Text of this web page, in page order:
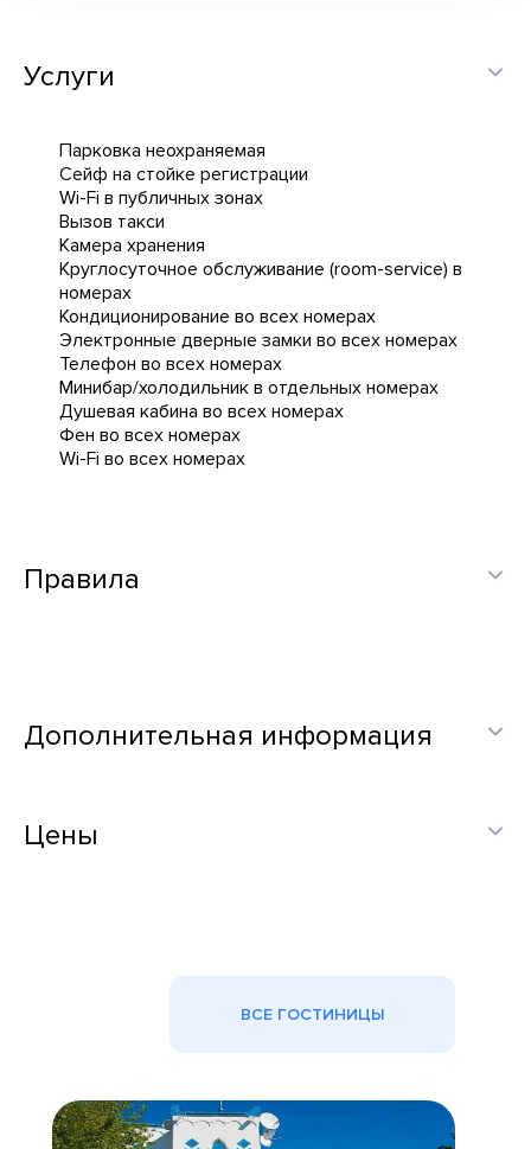
Услуги
Парковка неохраняемая
Сейф на стойке регистрации
Wi-Fi в публичных зонах
Вызов такси
Камера хранения
Круглосуточное обслуживание (room-service) в
номерах
Кондиционирование во всех номерах
Электронные дверные замки во всех номерах
Телефон во всех номерах
Минибар/холодильник в отдельных номерах
Душевая кабина во всех номерах
Фен во всех номерах
Wi-Fi во всех номерах
Правила
Дополнительная информация
Цены
ВСЕ ГОСТИНИЦЫ